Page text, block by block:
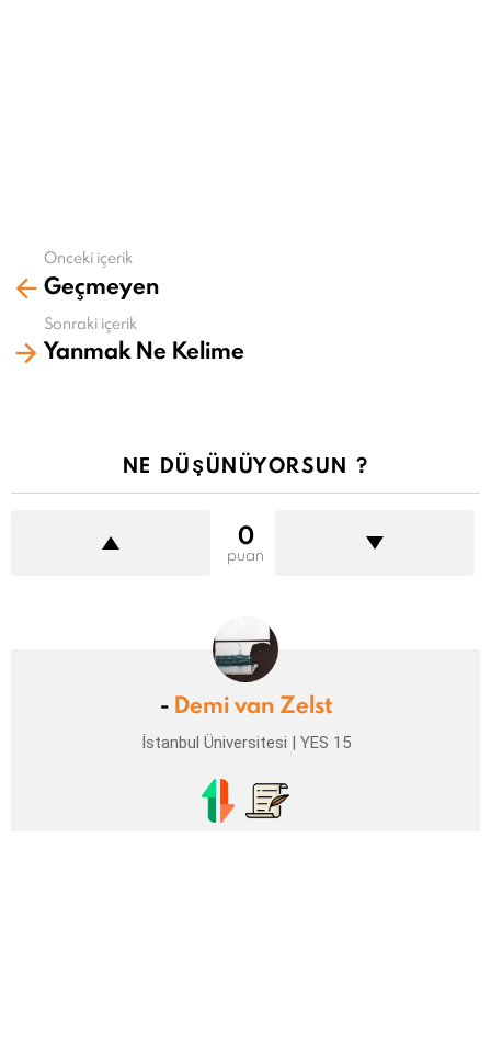
Daha
fazla
Önceki içerik
Geçmeyen
Sonraki içerik
Yanmak Ne Kelime
NE DÜŞÜNÜYORSUN ?
0
puan
- Demi van Zelst
İstanbul Üniversitesi | YES 15